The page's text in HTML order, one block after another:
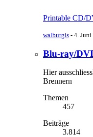
Printable CD/
walburgis - 4. Juni
Blu-ray/
Hier
Brennern
Themen
457
Beiträge
3.814